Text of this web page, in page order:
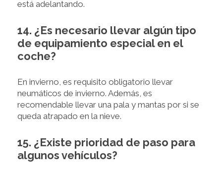
está adelantando.
14. ¿Es necesario llevar algún tipo
de equipamiento especial en el
coche?
En invierno, es requisito obligatorio llevar
neumáticos de invierno. Además, es
recomendable llevar una pala y mantas por si se
queda atrapado en la nieve.
15. ¿Existe prioridad de paso para
algunos vehículos?